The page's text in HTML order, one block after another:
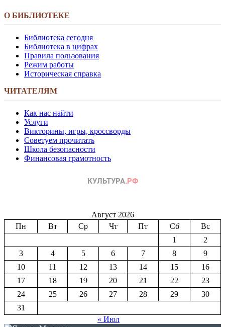
О БИБЛИОТЕКЕ
Библиотека сегодня
Библиотека в цифрах
Правила пользования
Режим работы
Историческая справка
ЧИТАТЕЛЯМ
Как нас найти
Услуги
Викторины, игры, кроссворды
Советуем прочитать
Школа безопасности
Финансовая грамотность
Август 2026
Пн
Вт Ср Чт Пт Сб
Вс
1
2
3
4 5 6 7 8
9
10
11 12 13 14 15
16
17
18 19 20 21 22
23
24
25 26 27 28 29
30
31
« Июл